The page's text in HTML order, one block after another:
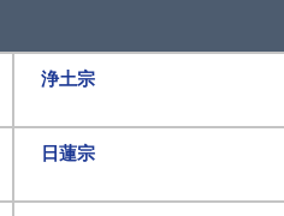
浄土宗
日蓮宗